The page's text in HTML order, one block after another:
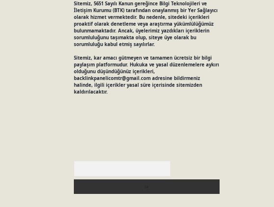
Sitemiz, 5651 Sayılı Kanun gereğince Bilgi Teknolojileri ve
İletişim Kurumu (BTK) tarafından onaylanmış bir Yer Sağlayıcı
olarak hizmet vermektedir. Bu nedenle, sitedeki içerikleri
proaktif olarak denetleme veya araştırma yükümlülüğümüz
bulunmamaktadır. Ancak, üyelerimiz yazdıkları içeriklerin
sorumluluğunu taşımakta olup, siteye üye olarak bu
sorumluluğu kabul etmiş sayılırlar.
Sitemiz, kar amacı gütmeyen ve tamamen ücretsiz bir bilgi
paylaşım platformudur. Hukuka ve yasal düzenlemelere aykırı
olduğunu düşündüğünüz içerikleri,
backlinkpanelicomtr@gmail.comadresine bildirmeniz
halinde, ilgili içerikler yasal süre içerisinde sitemizden
kaldırılacaktır.